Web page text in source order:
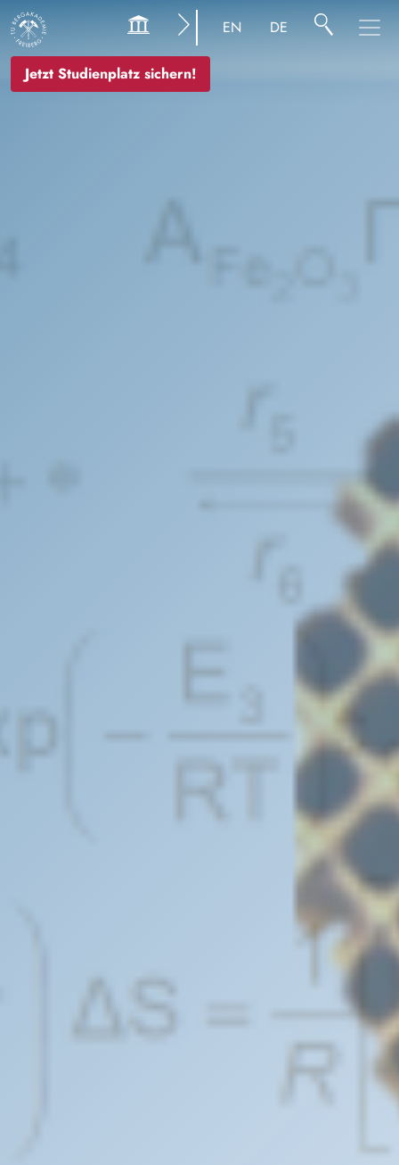
Jetzt Studienplatz sichern!
EN DE
Bild